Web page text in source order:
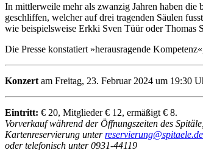
In mittlerweile mehr als zwanzig Jahren haben
geschliffen, welcher auf drei tragenden Säulen
wie beispielsweise Erkki Sven Tüür oder Thomas
Die Presse konstatiert »herausragende
Konzert am Freitag, 23. Februar 2024 um 19:30
Eintritt: € 20, Mitglieder € 12, ermäßigt € 8.
Vorverkauf während der Öffnungszeiten des Spitäle,
Kartenreservierung unterreservierung@spitaele.de
oder telefonisch unter 0931-44119